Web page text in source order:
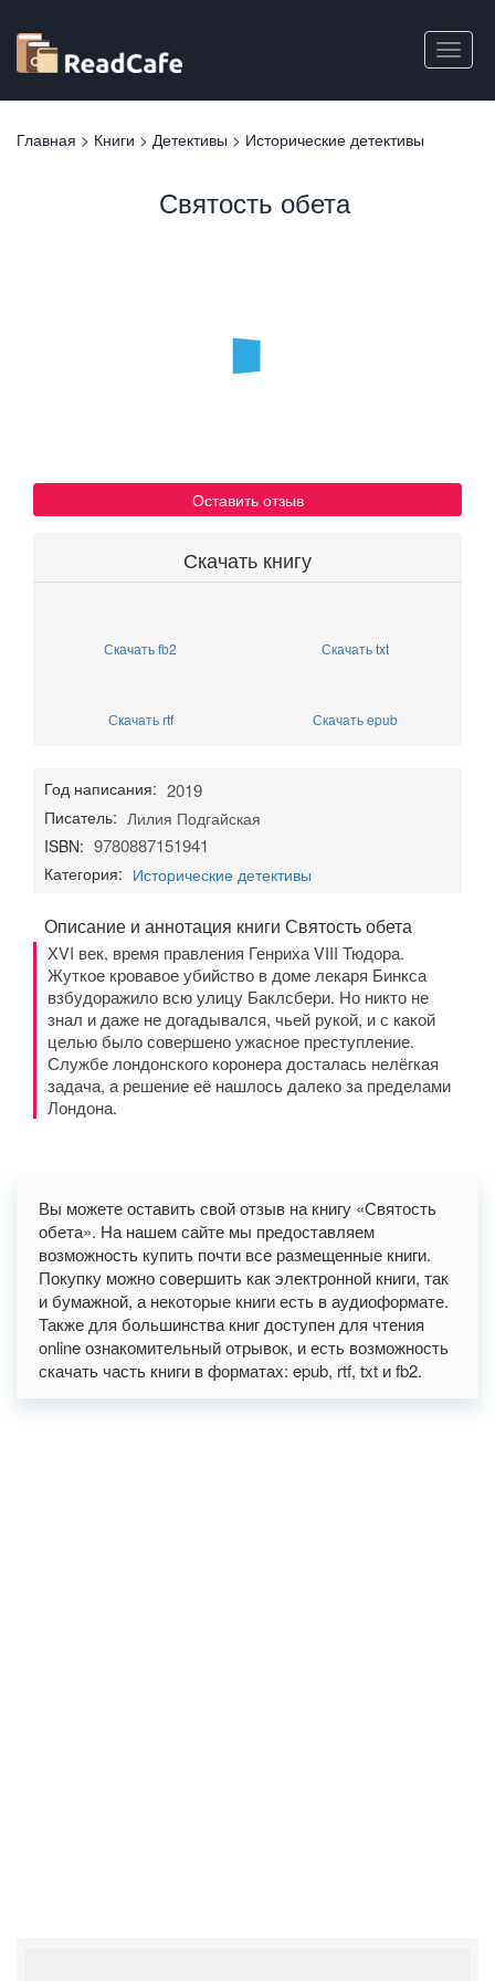
основному
содержанию
Toggle
Вы
Главная > Книги > Детективы > Исторические детективы
Святость обета
Оставить отзыв
Скачать книгу
Скачать fb2 Скачать txt
Скачать rtf Скачать epub
Год написания: 2019
Писатель: Лилия Подгайская
ISBN: 9780887151941
Категория: Исторические детективы
Описание и аннотация книги Святость обета
XVI век, время правления Генриха VIII Тюдора.
Жуткое кровавое убийство в доме лекаря Бинкса
взбудоражило всю улицу Баклсбери. Но никто не
знал и даже не догадывался, чьей рукой, и с какой
целью было совершено ужасное преступление.
Службе лондонского коронера досталась нелёгкая
задача, а решение её нашлось далеко за пределами
Лондона.
Вы можете оставить свой отзыв на книгу «Святость
обета». На нашем сайте мы предоставляем
возможность купить почти все размещенные книги.
Покупку можно совершить как электронной книги, так
и бумажной, а некоторые книги есть в аудиоформате.
Также для большинства книг доступен для чтения
online ознакомительный отрывок, и есть возможность
скачать часть книги в форматах: epub, rtf, txt и fb2.